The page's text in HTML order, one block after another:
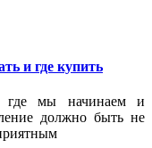
и где купить
где мы начинаем и
должно быть не